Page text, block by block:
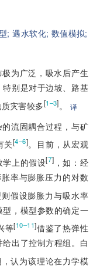
;遇水软化; 数值模拟;
为广泛，吸水后产生
别是对于边坡、路基
灾害较多[1–3]。 译
流固耦合过程，与矿
关[4–6]。目前，从宏观
学上的假设[7] ，如：经
率与膨胀压力的对数
假设膨胀力与吸水率
，模型参数的确定一
等[10–11]借鉴了热弹性
出了控制方程组。白
认为该理论在力学模